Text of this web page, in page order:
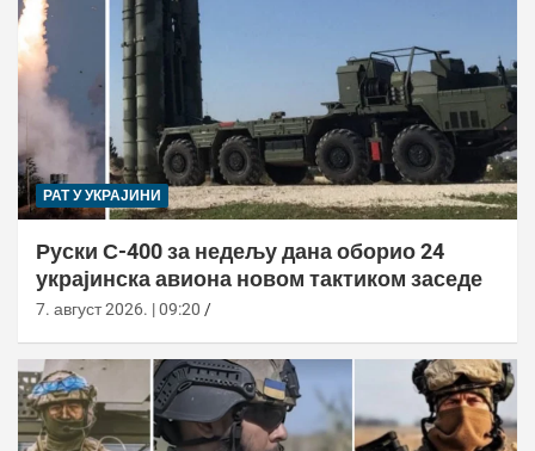
РАТ У УКРАЈИНИ
Руски С-400 за недељу дана оборио 24
украјинска авиона новом тактиком заседе
7. август 2026. | 09:20